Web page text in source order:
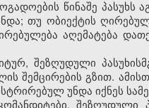
წინაშე პასუხს
თუ ობიექტის
აღემატება
შეზღუდული
შემცირების გზით.
უნდა იქნეს
შეზღუდული